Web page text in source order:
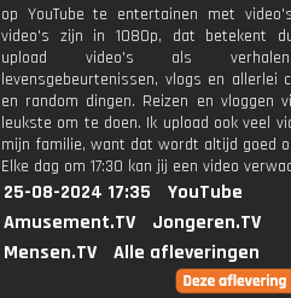
op YouTube te entertainen met
video's zijn in 1080p, dat betekent
upload video's als
levensgebeurtenissen, vlogs en allerlei
en random dingen. Reizen en vloggen
leukste om te doen. Ik upload ook veel
mijn familie, want dat wordt altijd goed
Elke dag om 17:30 kan jij een video
25-08-2024 17:35
YouTube
Amusement.TV
Jongeren.TV
Mensen.TV
Alle afleveringen